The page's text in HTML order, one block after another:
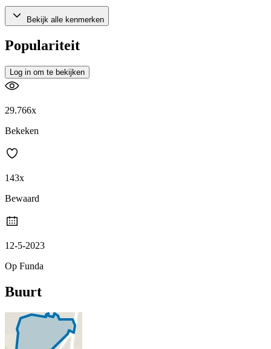
Bekijk alle kenmerken
Populariteit
Log in om te bekijken
29.766x
Bekeken
143x
Bewaard
12-5-2023
Op Funda
Buurt